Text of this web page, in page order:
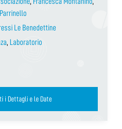
Le Benedettine
, Laboratorio
i Dettagli e le Date